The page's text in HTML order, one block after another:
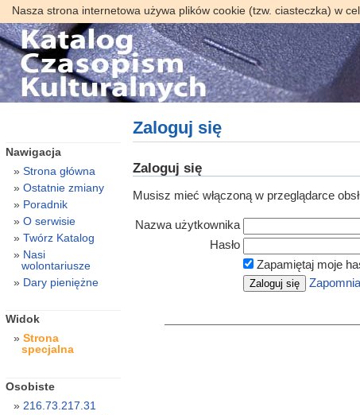
Nasza strona internetowa używa plików cookie (tzw. ciasteczka) w
Zaloguj się
Zaloguj się
Musisz mieć włączoną w przeglądarce
Nazwa użytkownika
Hasło
Zapamiętaj moje
Nawigacja
Strona główna
Ostatnie zmiany
Poradnik
O serwisie
Twórz Katalog
Nasi
wolontariusze
Dary pieniężne
Widok
Strona
specjalna
Osobiste
216.73.217.31